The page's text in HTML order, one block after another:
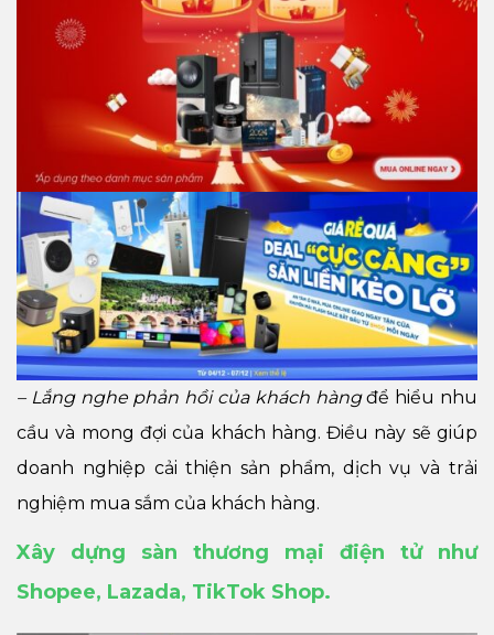
– Lắng nghe phản hồi của khách hàngđể hiểu nhu
cầu và mong đợi của khách hàng. Điều này sẽ giúp
doanh nghiệp cải thiện sản phẩm, dịch vụ và trải
nghiệm mua sắm của khách hàng.
Xây dựng sàn thương mại điện tử như
Shopee, Lazada, TikTok Shop.